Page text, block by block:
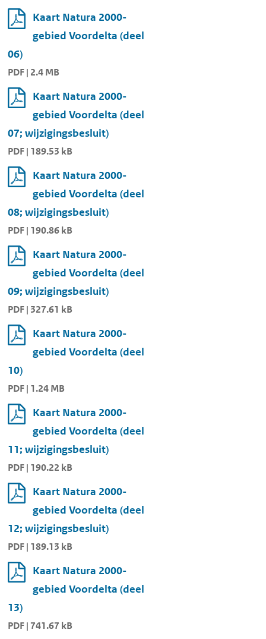
Kaart Natura 2000-
gebied Voordelta (deel
06)
PDF | 2.4 MB
Kaart Natura 2000-
gebied Voordelta (deel
07; wijzigingsbesluit)
PDF | 189.53 kB
Kaart Natura 2000-
gebied Voordelta (deel
08; wijzigingsbesluit)
PDF | 190.86 kB
Kaart Natura 2000-
gebied Voordelta (deel
09; wijzigingsbesluit)
PDF | 327.61 kB
Kaart Natura 2000-
gebied Voordelta (deel
10)
PDF | 1.24 MB
Kaart Natura 2000-
gebied Voordelta (deel
11; wijzigingsbesluit)
PDF | 190.22 kB
Kaart Natura 2000-
gebied Voordelta (deel
12; wijzigingsbesluit)
PDF | 189.13 kB
Kaart Natura 2000-
gebied Voordelta (deel
13)
PDF | 741.67 kB